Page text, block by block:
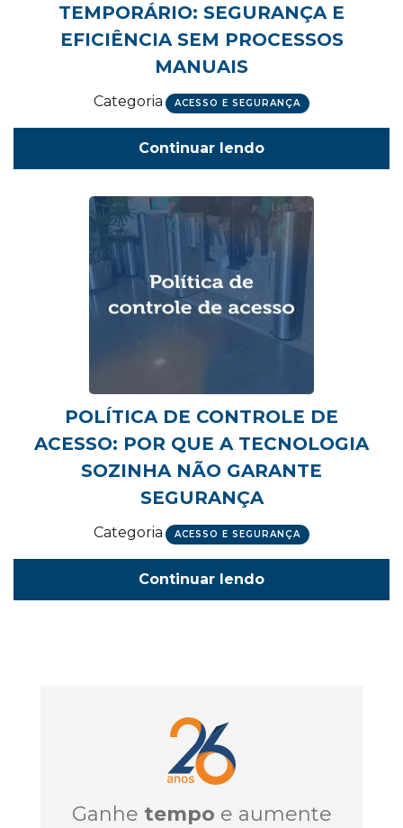
TEMPORÁRIO: SEGURANÇA E
EFICIÊNCIA SEM PROCESSOS
MANUAIS
Categoria ACESSO E SEGURANÇA
Continuar lendo
POLÍTICA DE CONTROLE DE
ACESSO: POR QUE A TECNOLOGIA
SOZINHA NÃO GARANTE
SEGURANÇA
Categoria ACESSO E SEGURANÇA
Continuar lendo
Ganhe tempo e aumente